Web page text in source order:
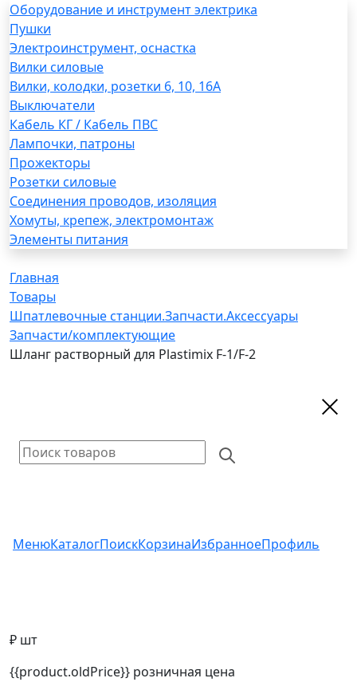
Оборудование и инструмент электрика
Пушки
Электроинструмент, оснастка
Вилки силовые
Вилки, колодки, розетки 6, 10, 16А
Выключатели
Кабель КГ / Кабель ПВС
Лампочки, патроны
Прожекторы
Розетки силовые
Соединения проводов, изоляция
Хомуты, крепеж, электромонтаж
Элементы питания
Главная
Товары
Шпатлевочные станции.Запчасти.Аксессуары
Запчасти/комплектующие
Шланг растворный для Plastimix F-1/F-2
МенюКаталогПоискКорзинаИзбранноеПрофиль
₽ шт
{{product.oldPrice}} розничная цена